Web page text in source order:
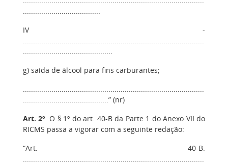
......................................
IV -
.........................................................................................
............................................
g) saída de álcool para fins carburantes;
.........................................................................................
..........................................” (nr)
Art. 2º O § 1º do art. 40-B da Parte 1 do Anexo VII do
RICMS passa a vigorar com a seguinte redação:
“Art. 40-B.
.........................................................................................